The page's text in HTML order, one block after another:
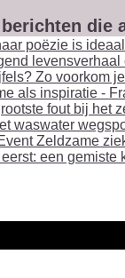
die
poëzie is
Zo voorkom
als inspiratie -
fout bij het
waswater
Zeldzame
een gemiste